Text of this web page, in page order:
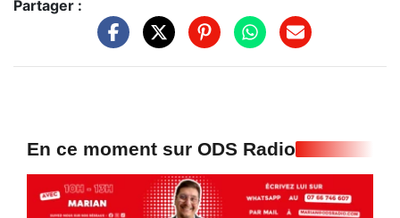
Partager :
En ce moment sur ODS Radio